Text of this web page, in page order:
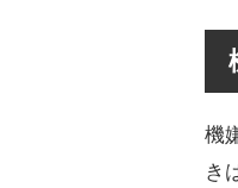
機
き